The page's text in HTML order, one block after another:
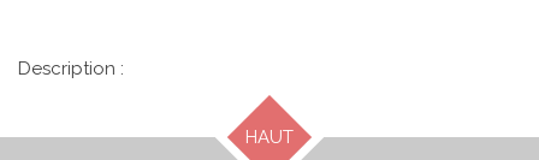
Description :
HAUT